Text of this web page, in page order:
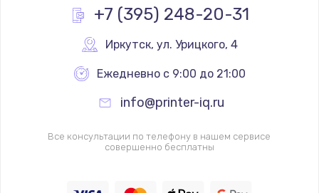
+7 (395) 248-20-31
Иркутск, ул. Урицкого, 4
Ежедневно с 9:00 до 21:00
info@printer-iq.ru
Все консультации по телефону в нашем сервисе
совершенно бесплатны